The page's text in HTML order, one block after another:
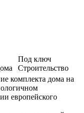
Под ключ
Строительство
комплекта дома на
европейского